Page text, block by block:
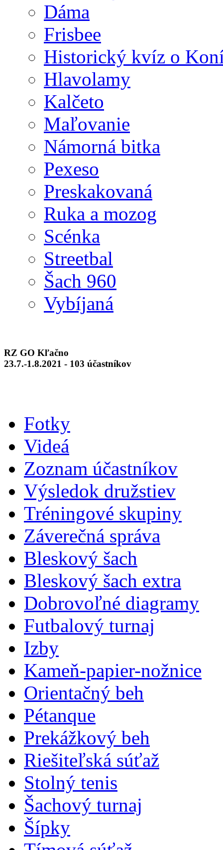
Dáma
Frisbee
Historický kvíz o
Hlavolamy
Kalčeto
Maľovanie
Námorná bitka
Pexeso
Preskakovaná
Ruka a mozog
Scénka
Streetbal
Šach 960
Vybíjaná
RZ GO Kľačno
23.7.-1.8.2021 - 103 účastníkov
Fotky
Videá
Zoznam účastníkov
Výsledok družstiev
Tréningové skupiny
Záverečná správa
Bleskový šach
Bleskový šach extra
Dobrovoľné diagramy
Futbalový turnaj
Izby
Kameň-papier-nožnice
Orientačný beh
Pétanque
Prekážkový beh
Riešiteľská súťaž
Stolný tenis
Šachový turnaj
Šípky